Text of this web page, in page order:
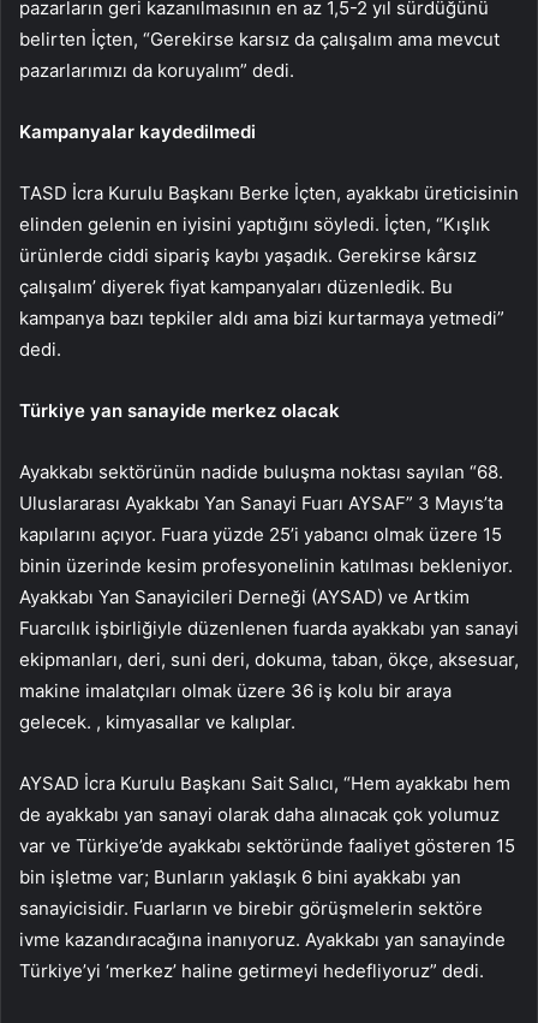
pazarların geri kazanılmasının en az 1,5-2 yıl sürdüğünü
belirten İçten, “Gerekirse karsız da çalışalım ama mevcut
pazarlarımızı da koruyalım” dedi.
Kampanyalar kaydedilmedi
TASD İcra Kurulu Başkanı Berke İçten, ayakkabı üreticisinin
elinden gelenin en iyisini yaptığını söyledi. İçten, “Kışlık
ürünlerde ciddi sipariş kaybı yaşadık. Gerekirse kârsız
çalışalım’ diyerek fiyat kampanyaları düzenledik. Bu
kampanya bazı tepkiler aldı ama bizi kurtarmaya yetmedi”
dedi.
Türkiye yan sanayide merkez olacak
Ayakkabı sektörünün nadide buluşma noktası sayılan “68.
Uluslararası Ayakkabı Yan Sanayi Fuarı AYSAF” 3 Mayıs’ta
kapılarını açıyor. Fuara yüzde 25’i yabancı olmak üzere 15
binin üzerinde kesim profesyonelinin katılması bekleniyor.
Ayakkabı Yan Sanayicileri Derneği (AYSAD) ve Artkim
Fuarcılık işbirliğiyle düzenlenen fuarda ayakkabı yan sanayi
ekipmanları, deri, suni deri, dokuma, taban, ökçe, aksesuar,
makine imalatçıları olmak üzere 36 iş kolu bir araya
gelecek. , kimyasallar ve kalıplar.
AYSAD İcra Kurulu Başkanı Sait Salıcı, “Hem ayakkabı hem
de ayakkabı yan sanayi olarak daha alınacak çok yolumuz
var ve Türkiye’de ayakkabı sektöründe faaliyet gösteren 15
bin işletme var; Bunların yaklaşık 6 bini ayakkabı yan
sanayicisidir. Fuarların ve birebir görüşmelerin sektöre
ivme kazandıracağına inanıyoruz. Ayakkabı yan sanayinde
Türkiye’yi ‘merkez’ haline getirmeyi hedefliyoruz” dedi.